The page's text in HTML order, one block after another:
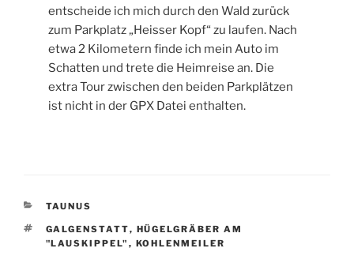
entscheide ich mich durch den Wald zurück
zum Parkplatz „Heisser Kopf“ zu laufen. Nach
etwa 2 Kilometern finde ich mein Auto im
Schatten und trete die Heimreise an. Die
extra Tour zwischen den beiden Parkplätzen
ist nicht in der GPX Datei enthalten.
KATEGORIEN
TAUNUS
SCHLAGWÖRTER
GALGENSTATT, HÜGELGRÄBER AM
"LAUSKIPPEL" , KOHLENMEILER